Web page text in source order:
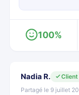
100%
Nadia R.
Partagé le 9 juillet